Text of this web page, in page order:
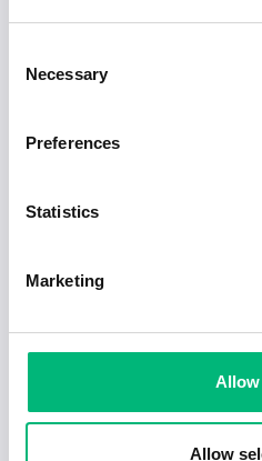
Selection
Necessary
Preferences
Statistics
Marketing
Allow
Misstag att
spontanansökan
samma ansökan till
anpassa dem.
riktad till dem.
kräver att du har god
research minskar dina
Att glömma att följa
uppföljning kan vara